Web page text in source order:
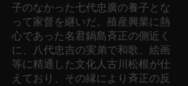
子のなかった七代忠廣の養子とな
って家督を継いだ。殖産興業に熱
心であった名君鍋島斉正の側近く
に、八代忠吉の実弟で和歌、絵画
等に精通した文化人古川松根が仕
えており、その縁により斉正の反